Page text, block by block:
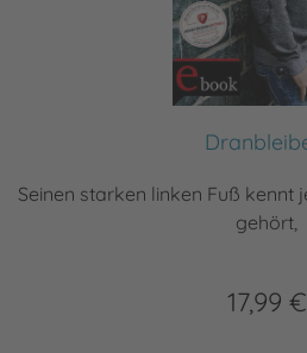
Seinen starken linken Fuß kennt
gehört,
17,99 €